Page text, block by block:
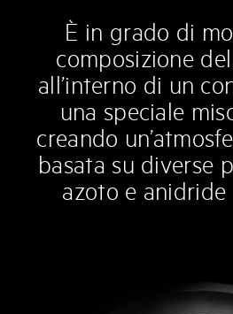
È in grado di
composizione
all’interno di un
una speciale
creando
basata su diverse
azoto e anidride